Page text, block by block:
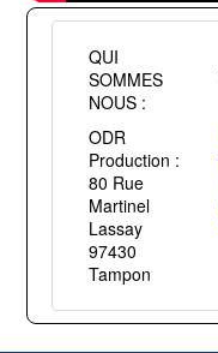
QUI
SOMMES
NOUS :
ODR
Production :
80 Rue
Martinel
Lassay
97430
Tampon